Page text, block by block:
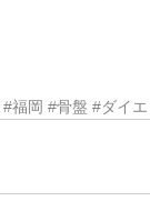
#福岡 #骨盤 #ダイ